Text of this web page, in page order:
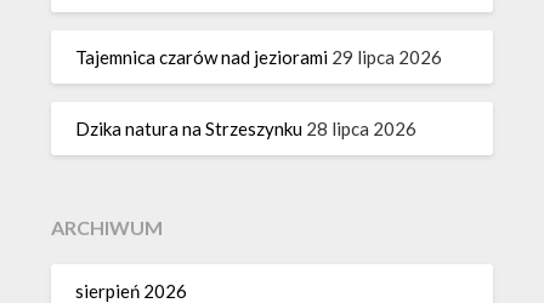
Tajemnica czarów nad jeziorami 29 lipca 2026
Dzika natura na Strzeszynku 28 lipca 2026
ARCHIWUM
sierpień 2026